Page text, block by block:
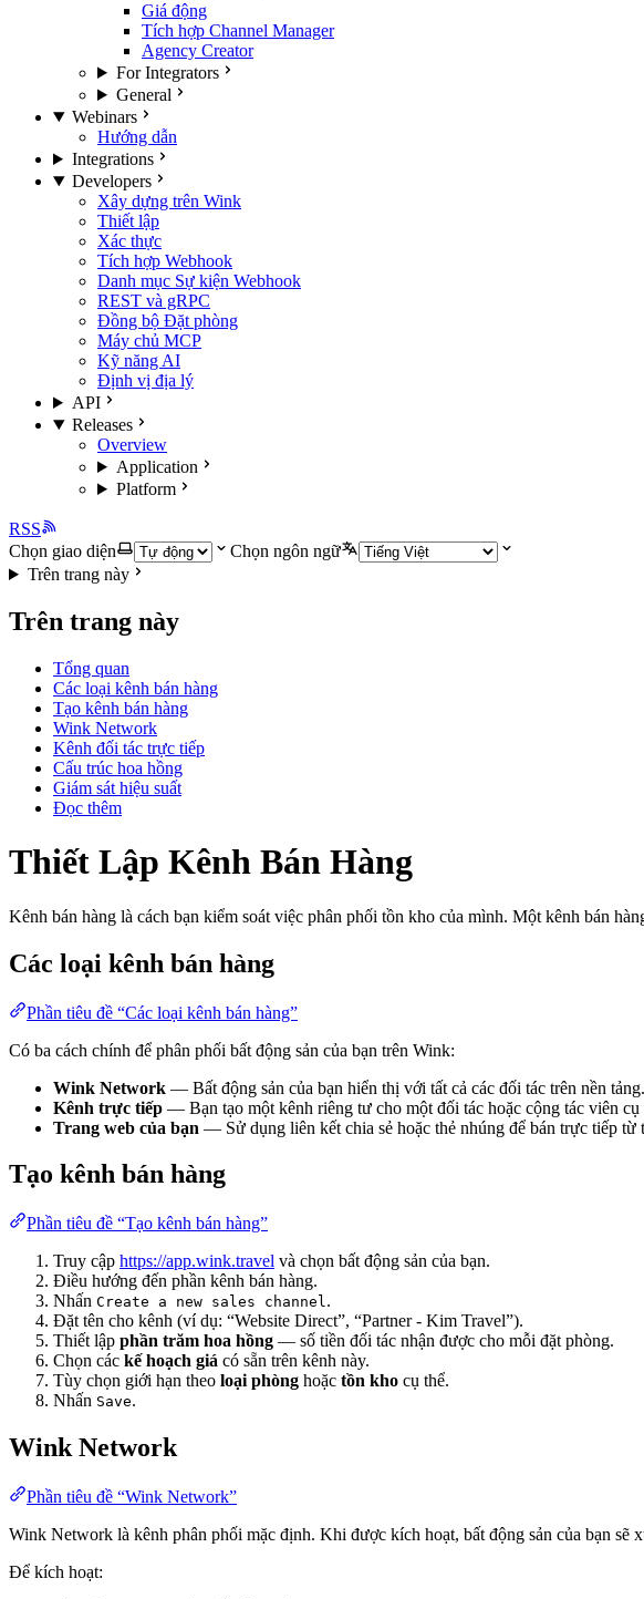
Giá động
Tích hợp Channel Manager
Agency Creator
For Integrators
General
Webinars
Hướng dẫn
Integrations
Developers
Xây dựng trên Wink
Thiết lập
Xác thực
Tích hợp Webhook
Danh mục Sự kiện Webhook
REST và gRPC
Đồng bộ Đặt phòng
Máy chủ MCP
Kỹ năng AI
Định vị địa lý
API
Releases
Overview
Application
Platform
RSS
Chọn giao diện
Chọn ngôn ngữ
Trên trang này
Trên trang này
Tổng quan
Các loại kênh bán hàng
Tạo kênh bán hàng
Wink Network
Kênh đối tác trực tiếp
Cấu trúc hoa hồng
Giám sát hiệu suất
Đọc thêm
Thiết Lập Kênh Bán Hàng
Kênh bán hàng là cách bạn kiểm soát việc phân phối tồn kho của mình. Một kênh bán
Các loại kênh bán hàng
Phần tiêu đề “Các loại kênh bán hàng”
Có ba cách chính để phân phối bất động sản của bạn trên Wink:
Wink Network — Bất động sản của bạn hiển thị với tất cả các đối tác trên nền
Kênh trực tiếp — Bạn tạo một kênh riêng tư cho một đối tác hoặc cộng tác viên
Trang web của bạn — Sử dụng liên kết chia sẻ hoặc thẻ nhúng để bán trực tiếp từ
Tạo kênh bán hàng
Phần tiêu đề “Tạo kênh bán hàng”
Truy cập https://app.wink.travel và chọn bất động sản của bạn.
Điều hướng đến phần kênh bán hàng.
Nhấn Create a new sales channel.
Đặt tên cho kênh (ví dụ: “Website Direct”, “Partner - Kim Travel”).
Thiết lập phần trăm hoa hồng — số tiền đối tác nhận được cho mỗi đặt phòng.
Chọn các kế hoạch giá có sẵn trên kênh này.
Tùy chọn giới hạn theo loại phòng hoặc tồn kho cụ thể.
Nhấn Save.
Wink Network
Phần tiêu đề “Wink Network”
Wink Network là kênh phân phối mặc định. Khi được kích hoạt, bất động sản của bạn sẽ
Để kích hoạt: